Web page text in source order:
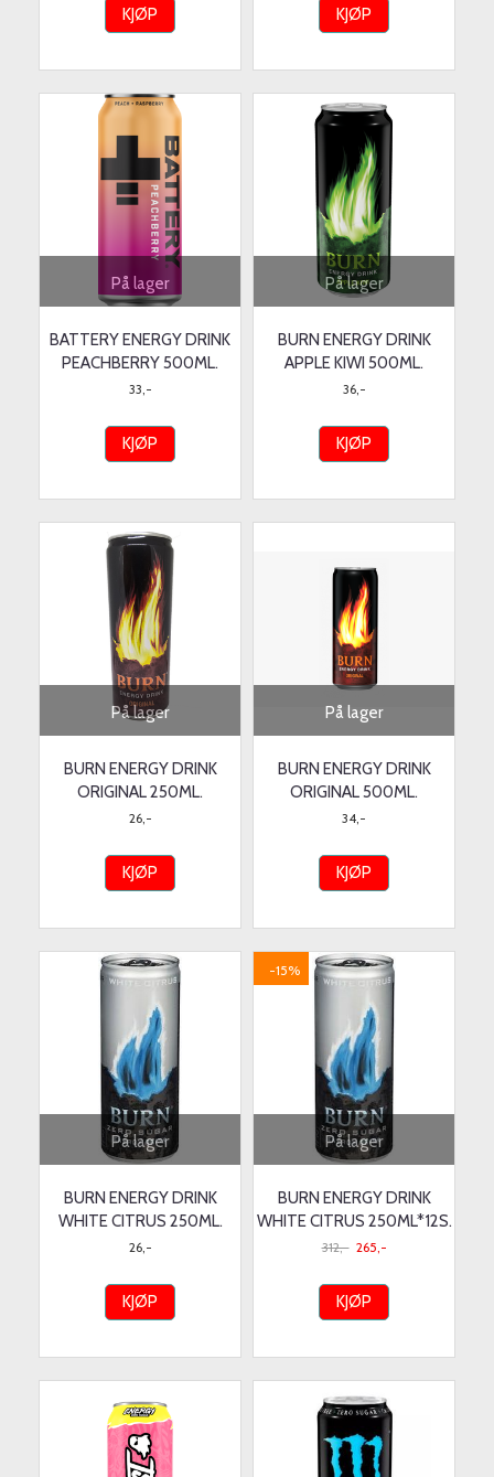
KJØP KJØP
På lager
BATTERY ENERGY DRINK
PEACHBERRY 500ML.
33,-
KJØP
På lager
BURN ENERGY DRINK
APPLE KIWI 500ML.
36,-
KJØP
På lager
BURN ENERGY DRINK
ORIGINAL 250ML.
26,-
KJØP
På lager
BURN ENERGY DRINK
ORIGINAL 500ML.
34,-
KJØP
På lager
BURN ENERGY DRINK
WHITE CITRUS 250ML.
26,-
KJØP
På lager
-15%
BURN ENERGY DRINK
WHITE CITRUS 250ML*12S.
312,- 265,-
KJØP